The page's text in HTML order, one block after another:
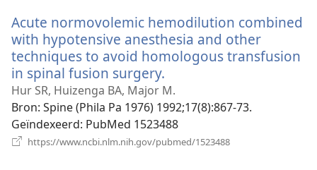
Acute normovolemic hemodilution combined
with hypotensive anesthesia and other
techniques to avoid homologous transfusion
in spinal fusion surgery.
nieuw
venster)
Hur SR, Huizenga BA, Major M.
Bron‎: Spine (Phila Pa 1976) 1992;17(8):867-73.
Geïndexeerd‎: PubMed 1523488
https://www.ncbi.nlm.nih.gov/pubmed/1523488